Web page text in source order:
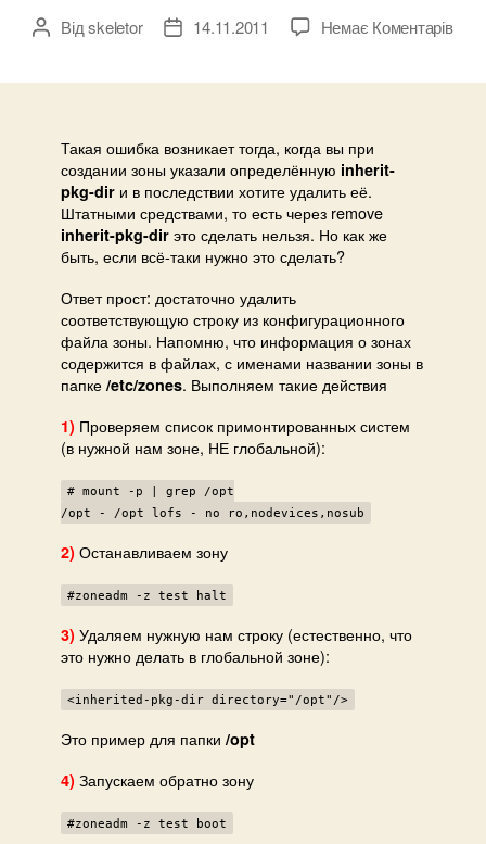
Автор
Відskeletor
Дата14.11.2011 Немає Коментарівдо
Такая ошибка возникает тогда, когда вы при
создании зоны указали определённую inherit-
pkg-dir и в последствии хотите удалить её.
Штатными средствами, то есть через remove
inherit-pkg-dir это сделать нельзя. Но как же
быть, если всё-таки нужно это сделать?
Ответ прост: достаточно удалить
соответствующую строку из конфигурационного
файла зоны. Напомню, что информация о зонах
содержится в файлах, с именами названии зоны в
папке /etc/zones. Выполняем такие действия
1) Проверяем список примонтированных систем
(в нужной нам зоне, НЕ глобальной):
# mount -p | grep /opt
/opt - /opt lofs - no ro,nodevices,nosub
2) Останавливаем зону
#zoneadm -z test halt
3) Удаляем нужную нам строку (естественно, что
это нужно делать в глобальной зоне):
<inherited-pkg-dir directory="/opt"/>
Это пример для папки /opt
4) Запускаем обратно зону
#zoneadm -z test boot